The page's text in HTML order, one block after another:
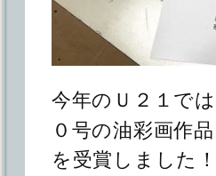
今年のＵ２１で
０号の油彩画作
を受賞しました！